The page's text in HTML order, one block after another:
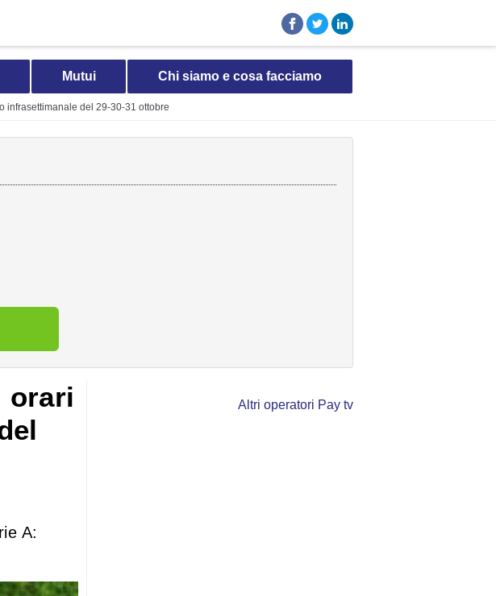
Mutui Chi siamo e cosa facciamo
infrasettimanale del 29-30-31 ottobre
orari
A:
Altri operatori Pay tv